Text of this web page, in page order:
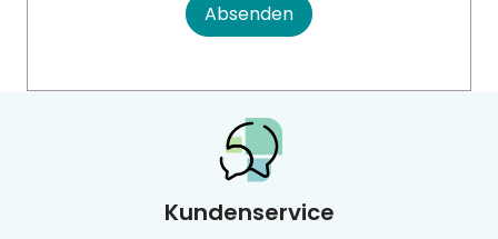
Absenden
Kundenservice